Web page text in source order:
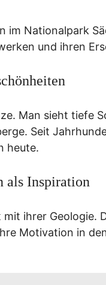
im Nationalpark
und ihren
Man sieht tiefe
Seit
heute.
als Inspiration
ihrer Geologie.
Motivation in